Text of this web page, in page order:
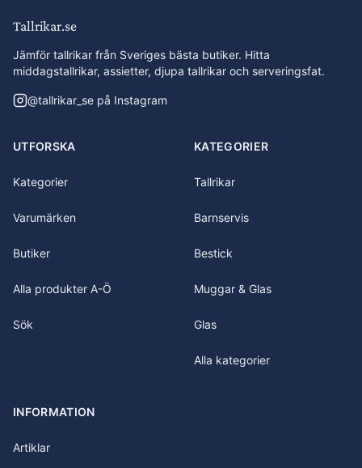
Tallrikar.se
Jämför tallrikar från Sveriges bästa butiker. Hitta
middagstallrikar, assietter, djupa tallrikar och serveringsfat.
@tallrikar_se på Instagram
UTFORSKA
Kategorier
Varumärken
Butiker
Alla produkter A-Ö
Sök
KATEGORIER
Tallrikar
Barnservis
Bestick
Muggar & Glas
Glas
Alla kategorier
INFORMATION
Artiklar